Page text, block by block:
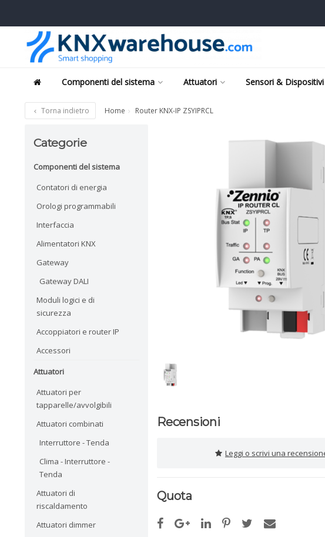
Componenti del sistema Attuatori Sensori &
Torna indietro Home Router KNX-IP ZSYIPRCL
Categorie
Componenti del sistema
Contatori di energia
Orologi programmabili
Interfaccia
Alimentatori KNX
Gateway
Gateway DALI
Moduli logici e di
sicurezza
Accoppiatori e router IP
Accessori
Attuatori
Attuatori per
tapparelle/avvolgibili
Attuatori combinati
Interruttore - Tenda
Clima - Interruttore -
Tenda
Attuatori di
riscaldamento
Attuatori dimmer
Recensioni
Leggi o scrivi una
Quota